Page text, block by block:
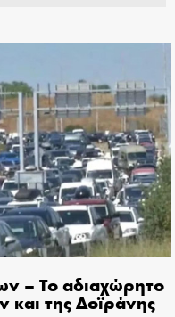
– Το αδιαχώρητο
και της Δοϊράνης